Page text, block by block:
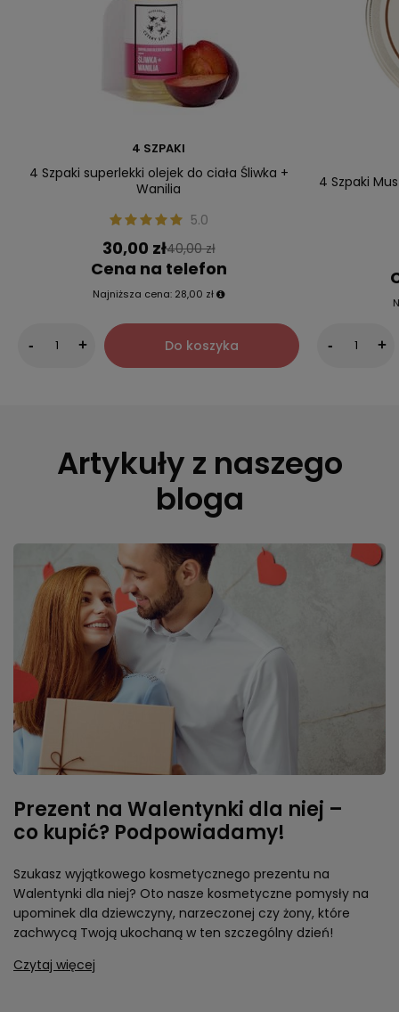
4 SZPAKI
4 Szpaki superlekki olejek do ciała Śliwka +
Wanilia
5.0
30,00 zł40,00 zł
Cena na telefon
Najniższa cena: 28,00 zł
- + Do koszyka
4 Szpaki
- +
Artykuły z naszego
bloga
Prezent na Walentynki dla niej –
co kupić? Podpowiadamy!
Szukasz wyjątkowego kosmetycznego prezentu na
Walentynki dla niej? Oto nasze kosmetyczne pomysły na
upominek dla dziewczyny, narzeczonej czy żony, które
zachwycą Twoją ukochaną w ten szczególny dzień!
Czytaj więcej